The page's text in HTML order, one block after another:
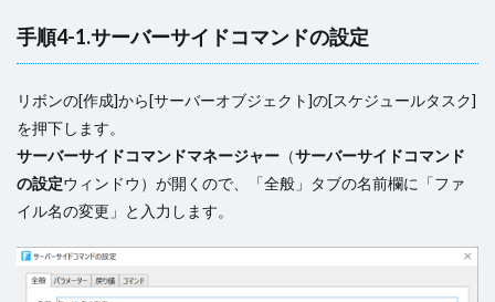
手順4-1.サーバーサイドコマンドの設定
リボンの[作成]から[サーバーオブジェクト]の[スケジュールタスク]
を押下します。
サーバーサイドコマンドマネージャー （サーバーサイドコマンド
の設定ウィンドウ）が開くので、「全般」タブの名前欄に「ファ
イル名の変更」と入力します。